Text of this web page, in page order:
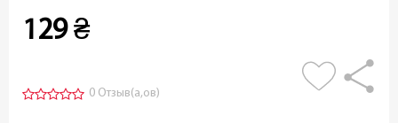
129 ₴
0 Отзыв(а,ов)